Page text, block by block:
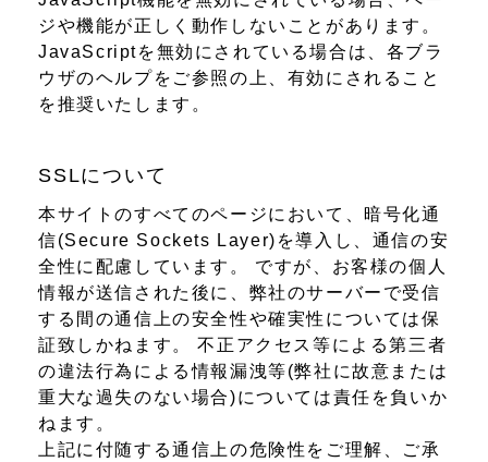
ジや機能が正しく動作しないことがあります。
JavaScriptを無効にされている場合は、各ブラ
ウザのヘルプをご参照の上、有効にされること
を推奨いたします。
SSLについて
本サイトのすべてのページにおいて、暗号化通
信(Secure Sockets Layer)を導入し、通信の安
全性に配慮しています。 ですが、お客様の個人
情報が送信された後に、弊社のサーバーで受信
する間の通信上の安全性や確実性については保
証致しかねます。 不正アクセス等による第三者
の違法行為による情報漏洩等(弊社に故意または
重大な過失のない場合)については責任を負いか
ねます。
上記に付随する通信上の危険性をご理解、ご承